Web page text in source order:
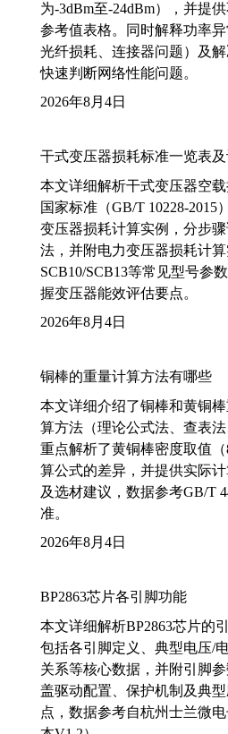
为-3dBm至-24dBm），并提
参考值表格。同时解释功率
光纤损耗、连接器问题）及
快速判断网络性能问题。
2026年8月4日
干式变压器损耗标准一览表
本文详细解析干式变压器空
国家标准（GB/T 10228-2015
变压器损耗计算实例，分步
法，并附电力变压器损耗计
SCB10/SCB13等常见型号参
握变压器能效评估要点。
2026年8月4日
铜棒的重量计算方法有哪些
本文详细介绍了铜棒和黄铜
算方法（理论公式法、查表法
重点解析了黄铜棒密度取值（
算公式的差异，并提供实际
及选材建议，数据参考GB/T
准。
2026年8月4日
BP2863芯片各引脚功能
本文详细解析BP2863芯片的
包括各引脚定义、典型电压/
关系等核心数据，并附引脚
盖驱动配置、保护机制及典
点，数据参考自杭州士兰微